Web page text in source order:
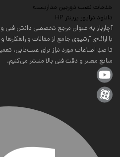
خدمات نصب دوربین مداربسته
دانلود درایور پرینتر HP
آچارباز به عنوان مرجع تخصصی دانش فنی
با ارائه‌ی آرشیوی جامع از مقالات و
تا صدِ اطلاعات مورد نیاز برای عیب‌یابی،
منابع معتبر و دقت فنی بالا منتشر می‌کنیم.